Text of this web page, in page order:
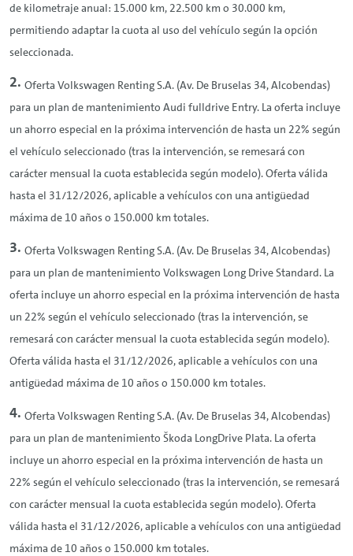
de kilometraje anual: 15.000 km, 22.500 km o 30.000 km,
permitiendo adaptar la cuota al uso del vehículo según la opción
seleccionada.
Oferta Volkswagen RentingS.A. (Av. De Bruselas 34, Alcobendas)
para un plan de mantenimiento Audi fulldrive Entry. La oferta incluye
un ahorro especial en la próxima intervención de hasta un 22% según
el vehículo seleccionado (tras la intervención, se remesará con
carácter mensual la cuota establecida según modelo). Oferta válida
hasta el 31/12/2026, aplicable a vehículos con una antigüedad
máxima de 10 años o 150.000 km totales.
Oferta Volkswagen RentingS.A. (Av. De Bruselas 34, Alcobendas)
para un plan de mantenimiento Volkswagen Long DriveStandard. La
oferta incluye un ahorro especial en la próxima intervención de hasta
un 22% según el vehículo seleccionado (tras la intervención, se
remesará con carácter mensual la cuota establecida según modelo).
Oferta válida hasta el 31/12/2026, aplicable a vehículos con una
antigüedad máxima de 10 años o 150.000 km totales.
Oferta Volkswagen RentingS.A. (Av. De Bruselas 34, Alcobendas)
para un plan de mantenimiento Škoda LongDrive Plata. La oferta
incluye un ahorro especial en la próxima intervención de hasta un
22% según el vehículo seleccionado (tras la intervención, se remesará
con carácter mensual la cuota establecida según modelo). Oferta
válida hasta el 31/12/2026, aplicable a vehículos con una antigüedad
máxima de 10 años o 150.000 km totales.